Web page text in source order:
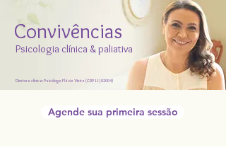
Convivências
Psicologia clínica & paliativa
Diretora clínica: Psicóloga Flávia Vieira (CRP 11|02004)
Agende sua primeira sessão